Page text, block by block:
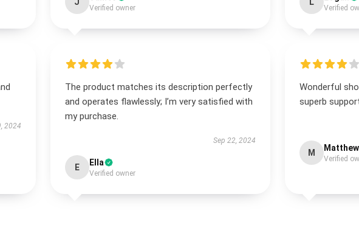
Verified owner Verified
2024
The product matches its description perfectly
and operates flawlessly; I’m very satisfied with
my purchase.
Sep 22, 2024
E Ella
Verified owner
Wonderful
superb
M Matthew
Verified